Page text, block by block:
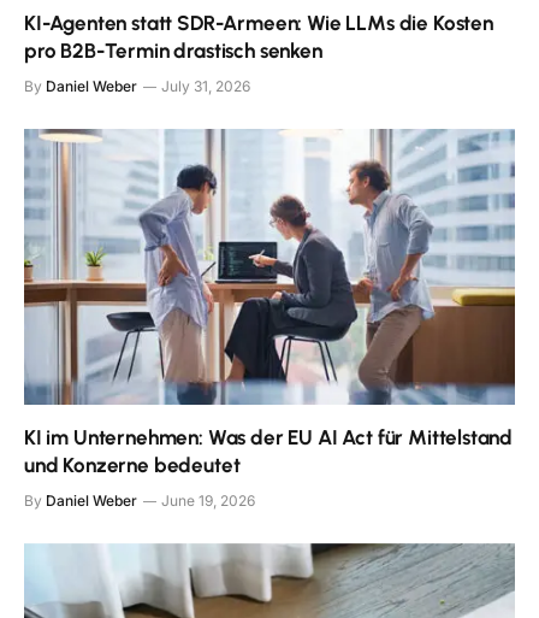
KI-Agenten statt SDR-Armeen: Wie LLMs die Kosten
pro B2B-Termin drastisch senken
By Daniel Weber July 31, 2026
KI im Unternehmen: Was der EU AI Act für Mittelstand
und Konzerne bedeutet
By Daniel Weber June 19, 2026